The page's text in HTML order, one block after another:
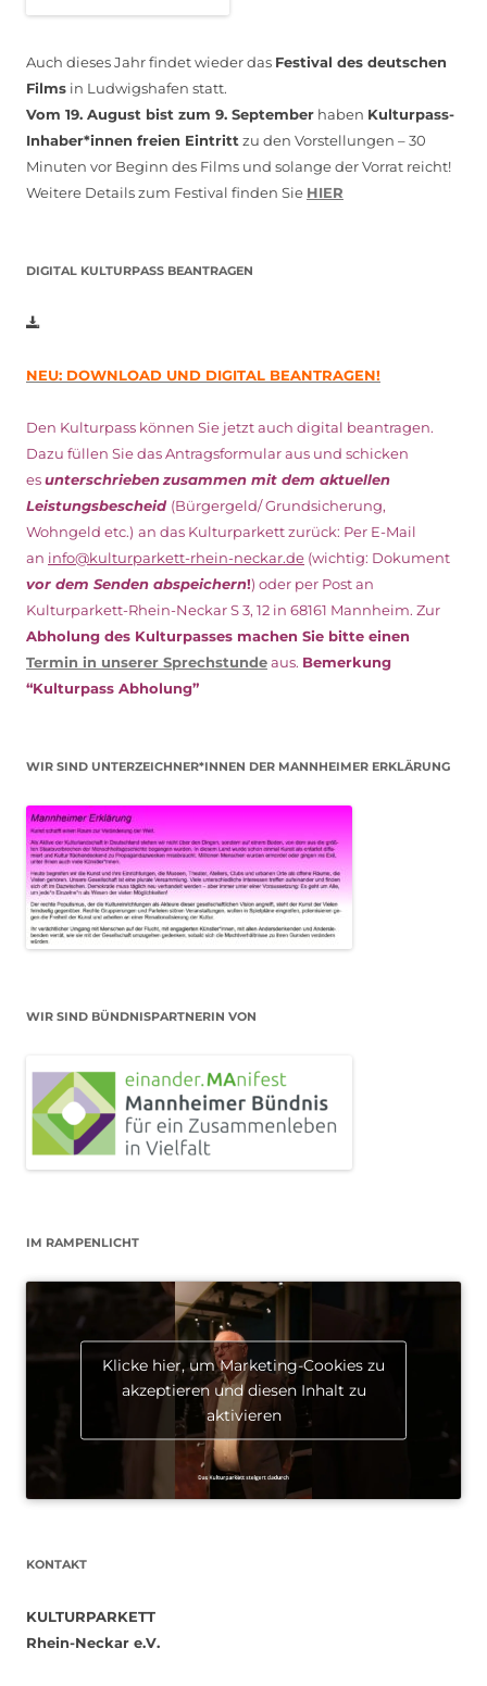
Auch dieses Jahr findet wieder das Festival des deutschen
Films in Ludwigshafen statt.
Vom 19. August bist zum 9. September haben Kulturpass-
Inhaber*innen freien Eintritt zu den Vorstellungen – 30
Minuten vor Beginn des Films und solange der Vorrat reicht!
Weitere Details zum Festival finden Sie HIER
DIGITAL KULTURPASS BEANTRAGEN
NEU: DOWNLOAD UND DIGITAL BEANTRAGEN!
Den Kulturpass können Sie jetzt auch digital beantragen.
Dazu füllen Sie das Antragsformular aus und schicken
esunterschriebenzusammen mit dem aktuellen
Leistungsbescheid (Bürgergeld/ Grundsicherung,
Wohngeld etc.) an das Kulturparkett zurück: Per E-Mail
an info@kulturparkett-rhein-neckar.de (wichtig: Dokument
vor dem Senden abspeichern!) oder per Post an
Kulturparkett-Rhein-Neckar S 3, 12 in 68161 Mannheim. Zur
Abholung des Kulturpasses machen Sie bitte einen
Termin in unserer Sprechstundeaus. Bemerkung
“Kulturpass Abholung”
WIR SIND UNTERZEICHNER*INNEN DER MANNHEIMER ERKLÄRUNG
WIR SIND BÜNDNISPARTNERIN VON
IM RAMPENLICHT
Klicke hier, um Marketing-Cookies zu
akzeptieren und diesen Inhalt zu
aktivieren
KONTAKT
KULTURPARKETT
Rhein-Neckar e.V.